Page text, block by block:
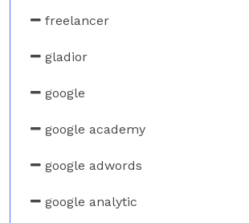
freelancer
gladior
google
google academy
google adwords
google analytic